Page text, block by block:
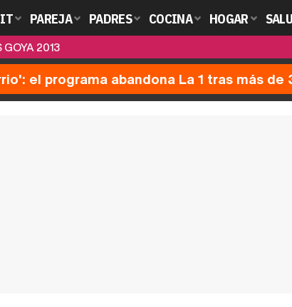
PAREJA PADRES COCINA HOGAR
GOYA 2013
el programa abandona La 1 tras más de